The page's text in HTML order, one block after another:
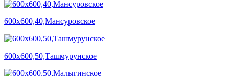
600х600,40,Мансуровское
600х600,50,Ташмурунское